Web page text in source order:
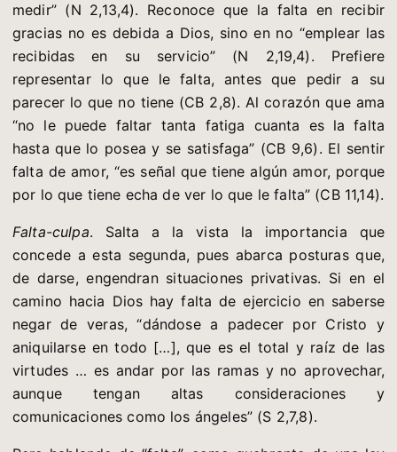
medir” (N 2,13,4). Reconoce que la falta en recibir
gracias no es debida a Dios, sino en no “emplear las
recibidas en su servicio” (N 2,19,4). Prefiere
representar lo que le falta, antes que pedir a su
parecer lo que no tiene (CB 2,8). Al corazón que ama
“no le puede faltar tanta fatiga cuanta es la falta
hasta que lo posea y se satisfaga” (CB 9,6). El sentir
falta de amor, “es señal que tiene algún amor, porque
por lo que tiene echa de ver lo que le falta” (CB 11,14).
Falta-culpa. Salta a la vista la importancia que
concede a esta segunda, pues abarca posturas que,
de darse, engendran situaciones privativas. Si en el
camino hacia Dios hay falta de ejercicio en saberse
negar de veras, “dándose a padecer por Cristo y
aniquilarse en todo […], que es el total y raíz de las
virtudes … es andar por las ramas y no aprovechar,
aunque tengan altas consideraciones y
comunicaciones como los ángeles” (S 2,7,8).